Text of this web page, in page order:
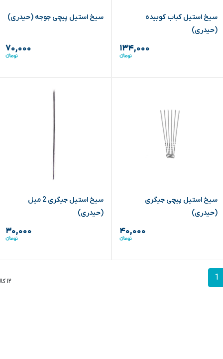
سیخ استیل کباب کوبیده
(حیدری)
۱۳۴,۰۰۰
سیخ استیل پیچی جوجه (حیدری)
۷۰,۰۰۰
سیخ استیل پیچی جیگری
(حیدری)
۴۰,۰۰۰
سیخ استیل جیگری 2 میل
(حیدری)
۳۰,۰۰۰
1 ۱۲ کالا